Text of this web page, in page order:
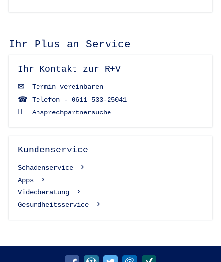
Ihr Plus an Service
Ihr Kontakt zur R+V
Termin vereinbaren
Telefon - 0611 533-25041
Ansprechpartnersuche
Kundenservice
Schadenservice
Apps
Videoberatung
Gesundheitsservice